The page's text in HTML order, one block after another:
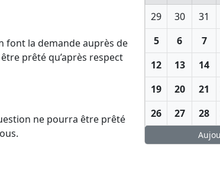
font la demande auprès de
prêté qu’après respect
ne pourra être prêté
29
30 31
5
6 7
12
13 14
19
20 21
26
27 28